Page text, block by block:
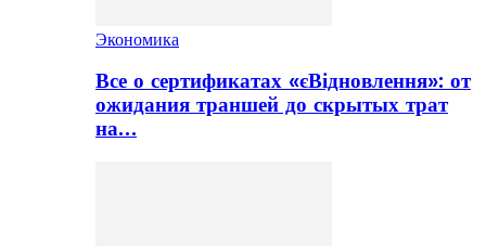
Экономика
Все о сертификатах «єВідновлення»: от
ожидания траншей до скрытых трат
на…